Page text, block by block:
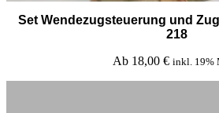
Set Wendezugsteuerung und
218
Ab 18,00 € inkl. 19%